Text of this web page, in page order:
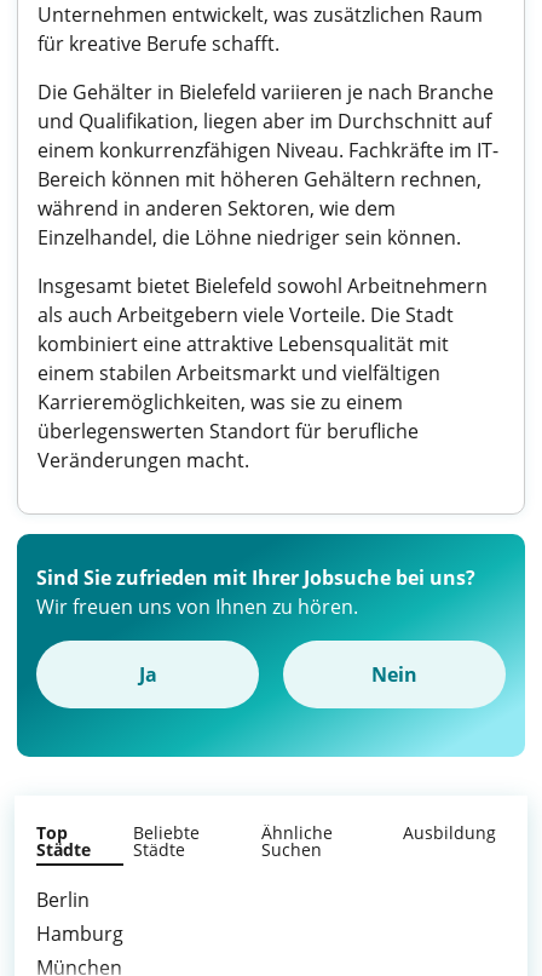
Unternehmen entwickelt, was zusätzlichen Raum
für kreative Berufe schafft.
Die Gehälter in Bielefeld variieren je nach Branche
und Qualifikation, liegen aber im Durchschnitt auf
einem konkurrenzfähigen Niveau. Fachkräfte im IT-
Bereich können mit höheren Gehältern rechnen,
während in anderen Sektoren, wie dem
Einzelhandel, die Löhne niedriger sein können.
Insgesamt bietet Bielefeld sowohl Arbeitnehmern
als auch Arbeitgebern viele Vorteile. Die Stadt
kombiniert eine attraktive Lebensqualität mit
einem stabilen Arbeitsmarkt und vielfältigen
Karrieremöglichkeiten, was sie zu einem
überlegenswerten Standort für berufliche
Veränderungen macht.
Sind Sie zufrieden mit Ihrer Jobsuche bei uns?
Wir freuen uns von Ihnen zu hören.
Ja Nein
Top
Städte
Beliebte
Städte
Ähnliche
Suchen
Ausbildung
Berlin
Hamburg
München